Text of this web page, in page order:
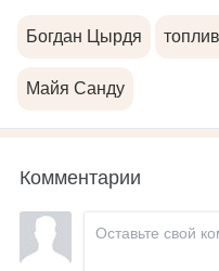
Богдан Цырдя
Майя Санду
Комментарии